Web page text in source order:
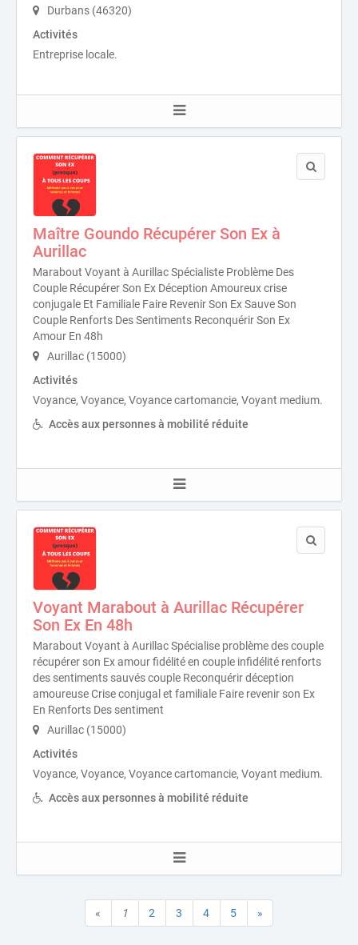
Durbans (46320)
Activités
Entreprise locale.
Maître Goundo Récupérer Son Ex à
Aurillac
Marabout Voyant à Aurillac Spécialiste Problème Des
Couple Récupérer Son Ex Déception Amoureux crise
conjugale Et Familiale Faire Revenir Son Ex Sauve Son
Couple Renforts Des Sentiments Reconquérir Son Ex
Amour En 48h
Aurillac (15000)
Activités
Voyance, Voyance, Voyance cartomancie, Voyant medium.
Accès aux personnes à mobilité réduite
Voyant Marabout à Aurillac Récupérer
Son Ex En 48h
Marabout Voyant à Aurillac Spécialise problème des couple
récupérer son Ex amour fidélité en couple infidélité renforts
des sentiments sauvés couple Reconquérir déception
amoureuse Crise conjugal et familiale Faire revenir son Ex
En Renforts Des sentiment
Aurillac (15000)
Activités
Voyance, Voyance, Voyance cartomancie, Voyant medium.
Accès aux personnes à mobilité réduite
« 1 2 3 4 5 »